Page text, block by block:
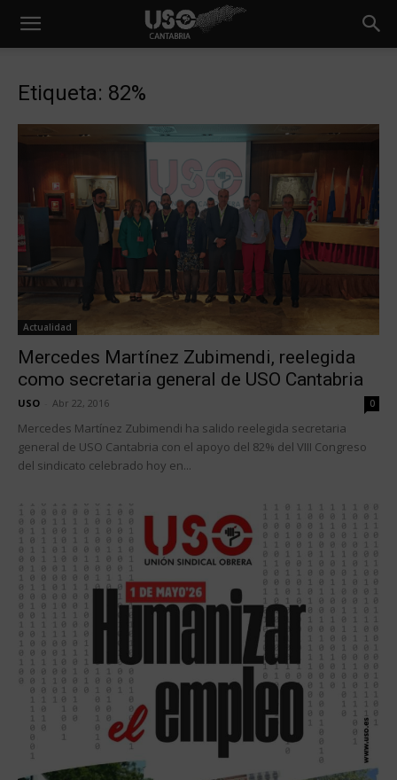
Etiqueta: 82%
Actualidad
Mercedes Martínez Zubimendi, reelegida
como secretaria general de USO Cantabria
USO Abr 22, 2016 0
Mercedes Martínez Zubimendi ha salido reelegida secretaria
general de USO Cantabria con el apoyo del 82% del VIII Congreso
del sindicato celebrado hoy en...